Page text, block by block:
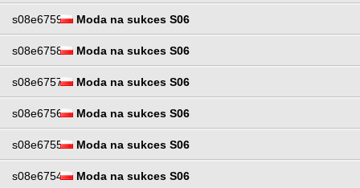
s08e6759 Moda na sukces S06
s08e6758 Moda na sukces S06
s08e6757 Moda na sukces S06
s08e6756 Moda na sukces S06
s08e6755 Moda na sukces S06
s08e6754 Moda na sukces S06